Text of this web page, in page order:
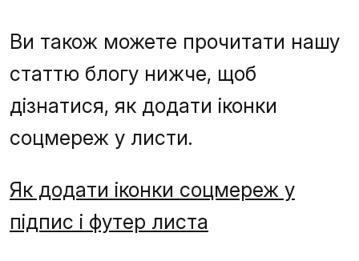
Ви також можете прочитати нашу
статтю блогу нижче, щоб
дізнатися, як додати іконки
соцмереж у листи.
Як додати іконки соцмереж у
підпис і футер листа